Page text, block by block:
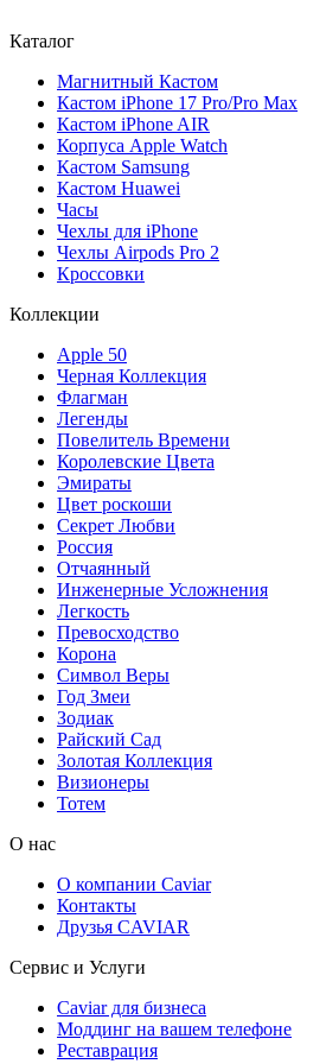
Каталог
Магнитный Кастом
Кастом iPhone 17 Pro/Pro Max
Кастом iPhone AIR
Корпуса Apple Watch
Кастом Samsung
Кастом Huawei
Часы
Чехлы для iPhone
Чехлы Airpods Pro 2
Кроссовки
Коллекции
Apple 50
Черная Коллекция
Флагман
Легенды
Повелитель Времени
Королевские Цвета
Эмираты
Цвет роскоши
Секрет Любви
Россия
Отчаянный
Инженерные Усложнения
Легкость
Превосходство
Корона
Символ Веры
Год Змеи
Зодиак
Райский Сад
Золотая Коллекция
Визионеры
Тотем
О нас
О компании Caviar
Контакты
Друзья CAVIAR
Сервис и Услуги
Caviar для бизнеса
Моддинг на вашем телефоне
Реставрация